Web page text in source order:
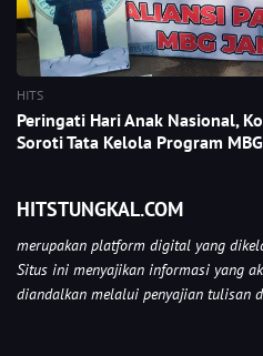
HITS
Peringati Hari Anak Nasional,
Soroti Tata Kelola Program MBG
HITSTUNGKAL.COM
merupakan platform digital yang
Situs ini menyajikan informasi yang
diandalkan melalui penyajian tulisan